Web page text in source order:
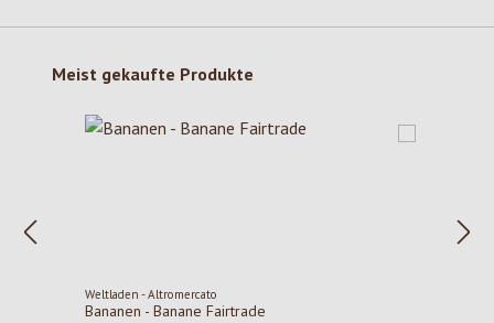
Produktgalerie überspringen
Meist gekaufte Produkte
Weltladen - Altromercato
Bananen - Banane Fairtrade